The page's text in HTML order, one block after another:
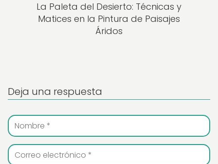
La Paleta del Desierto: Técnicas y
Matices en la Pintura de Paisajes
Áridos
Deja una respuesta